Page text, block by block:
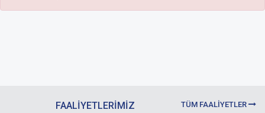
FAALİYETLERİMİZ TÜM FAALİYETLER